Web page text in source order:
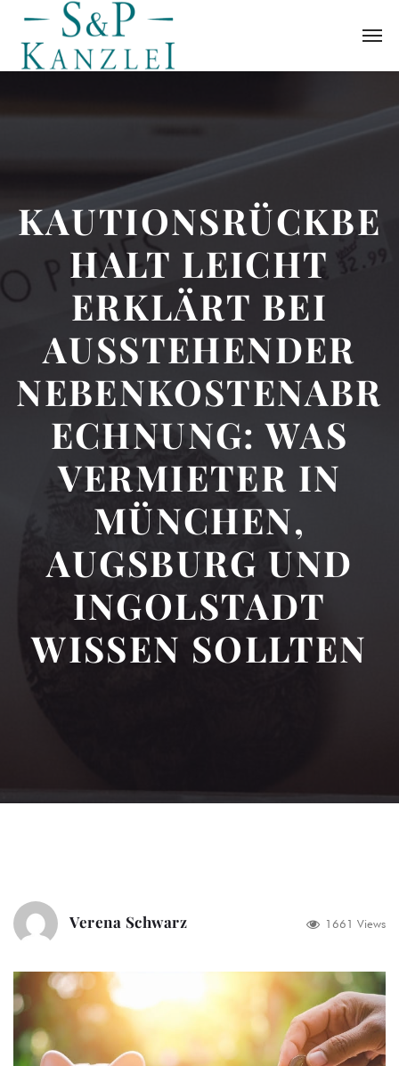
KAUTIONSRÜCKBE
HALT LEICHT
ERKLÄRT BEI
AUSSTEHENDER
NEBENKOSTENABR
ECHNUNG: WAS
VERMIETER IN
MÜNCHEN,
AUGSBURG UND
INGOLSTADT
WISSEN SOLLTEN
Verena Schwarz 1661 Views